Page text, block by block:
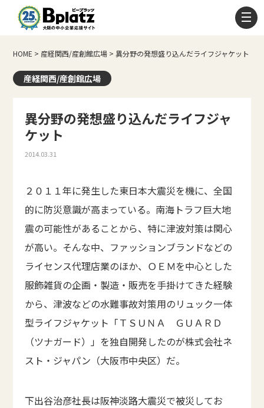
HOME > 産経関西/産創館広場 >異分野の発想盛り込んだライフジャケット
産経関西/産創館広場
異分野の発想盛り込んだライフジャ
ケット
2014.03.31
２０１１年に発生した東日本大震災を機に、全国
的に防災意識が高まっている。南海トラフ巨大地
震の可能性があることから、特に津波対策は関心
が高い。そんな中、ファッションブランドなどの
ライセンス代理店業のほか、ＯＥＭを中心とした
服飾雑貨の企画・製造・販売を手掛けてきた経験
から、津波などの水難事故対策用のリュック一体
型ライフジャケット「ＴＳＵＮＡ ＧＵＡＲＤ
（ツナガード）」を独自開発したのが株式会社ネ
スト・ジャパン（大阪市中央区）だ。
下出谷治彦社長は阪神淡路大震災で被災してお